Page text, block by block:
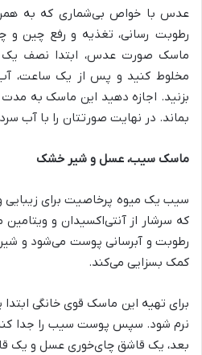
عدس با خواص بی‌شماری که به
رطوبت رسانی، تغذیه و رفع چین
ماسک صورت عدس، ابتدا نصف یک
مخلوط کنید و پس از یک ساعت،
بماند. در نهایت صورتتان را با آب
ماسک سیب، عسل و شیر خشک
سیب یک میوه پرخاصیت برای
که سرشار از آنتی‌اکسیدان و
رطوبت و آبرسانی پوست می‌شود و
کمک بسزایی می‌کند.
برای تهیه این ماسک قوی خانگی
نرم شود. سپس پوست سیب را جدا
بعد، یک قاشق چای‌خوری عسل و یک